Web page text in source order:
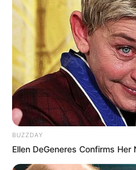
Ambyar! 10 Kalimat
Pakai Bahasa Jawa Ini
Galau Abis
BUZZDAY
Ellen DeGeneres Confirms Her